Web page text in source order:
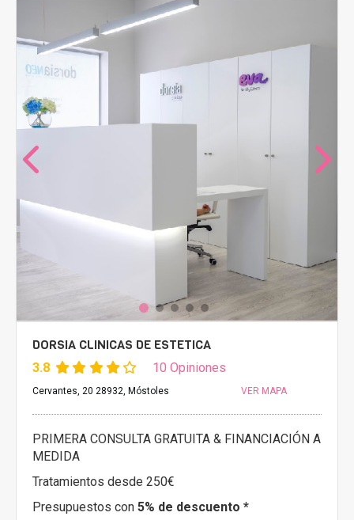
DORSIA CLINICAS DE ESTETICA
3.8 10 Opiniones
Cervantes, 20 28932, Móstoles VER MAPA
PRIMERA CONSULTA GRATUITA & FINANCIACIÓN A
MEDIDA
Tratamientos desde 250€
Presupuestos con 5% de descuento *